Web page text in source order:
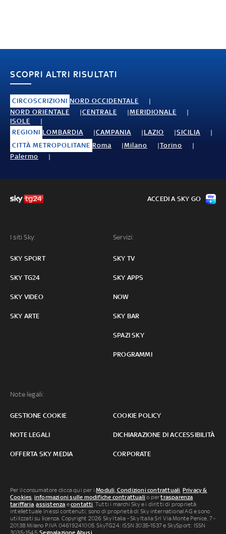
SCOPRI ALTRI RISULTATI
CIRCOSCRIZIONI NORD OCCIDENTALE
NORD ORIENTALE
CENTRALE
MERIDIONALE
ISOLE
REGIONI LOMBARDIA CAMPANIA LAZIO
SICILIA
CITTÀ METROPOLITANE Roma Milano
Torino
Palermo
I siti Sky:
SKY SPORT
SKY TG24
SKY VIDEO
SKY ARTE
Servizi:
SKY TV
SKY APPS
NOW
SKY BAR
SPAZI SKY
PROGRAMMI
Note legali:
GESTIONE COOKIE COOKIE POLICY
NOTE LEGALI DICHIARAZIONE DI ACCESSIBILITÀ
OFFERTA SKY MEDIA CORPORATE
ACCEDI A SKY GO
Per il consumatore clicca qui per iModuli, Condizioni contrattuali, Privacy &
Cookies, informazioni sulle modifiche contrattuali o pertrasparenza
tariffaria,assistenza econtatti. Tutti i marchi Sky e i diritti di proprietà
intellettuale in essi contenuti, sono di proprietà di Sky international AG e sono
utilizzati su licenza. Copyright 2026 Sky Italia - Sky Italia Srl Via Monte Penice, 7 -
20138 Milano P.IVA 04619241005. SkyTG24: ISSN 3035-1537 e SkySport: ISSN
3035-1545.Segnalazione Abusi